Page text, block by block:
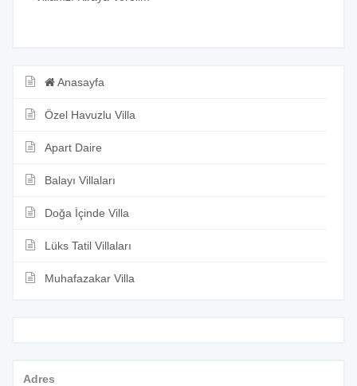
Anasayfa
Özel Havuzlu Villa
Apart Daire
Balayı Villaları
Doğa İçinde Villa
Lüks Tatil Villaları
Muhafazakar Villa
Adres